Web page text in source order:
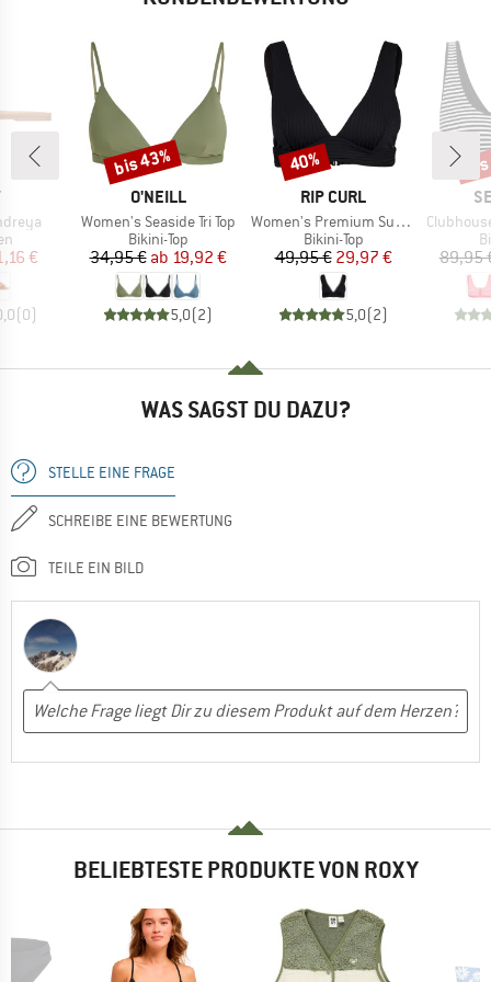
Preis
€
(0)
MARKE
O'NEILL
Artikel
Women's Seaside Tri Top
Produktgruppe
Bikini-Top
Preis
34,95 € reduzierter Preis
ab 19,92 €
5,0(2)
Rabatt
bis 43%
MARKE
RIP CURL
Artikel
Women's Premium Surf Deep V
Produktgruppe
Bikini-Top
Preis
49,95 €reduzierter Preis
29,97 €
5,0(2)
Rabatt
40%
Artikel
Clubhouse
89,95
WAS SAGST DU DAZU?
STELLE EINE FRAGE
SCHREIBE EINE BEWERTUNG
TEILE EIN BILD
BELIEBTESTE PRODUKTE VON ROXY